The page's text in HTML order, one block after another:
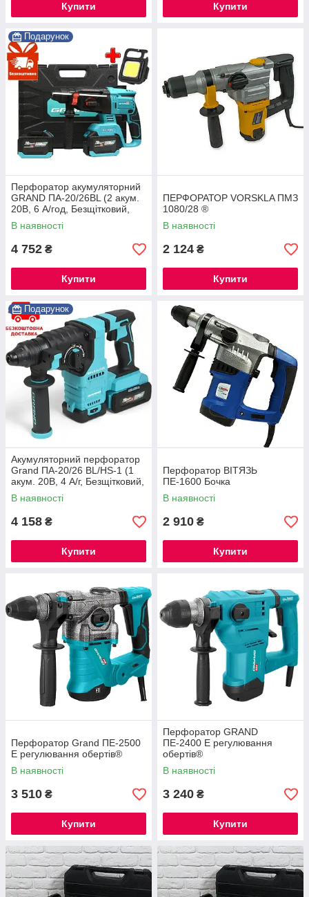
Купити Купити
Подарунок
Перфоратор акумуляторний
GRAND ПА-20/26BL (2 акум.
20В, 6 А/год, Безщітковий,
ЧЕХІЯ)
В наявності
4 752 ₴
Купити
ПЕРФОРАТОР VORSKLA ПМЗ
1080/28 ®
В наявності
2 124 ₴
Купити
Подарунок
Акумуляторний перфоратор
Grand ПА-20/26 BL/HS-1 (1
акум. 20В, 4 А/г, Безщітковий,
ЧЕХІЯ)
В наявності
4 158 ₴
Купити
Перфоратор ВІТЯЗЬ
ПЕ-1600 Бочка
В наявності
2 910 ₴
Купити
Перфоратор Grand ПЕ-2500
E регулювання обертів®
В наявності
3 510 ₴
Купити
Перфоратор GRAND
ПЕ-2400 E регулювання
обертів®
В наявності
3 240 ₴
Купити